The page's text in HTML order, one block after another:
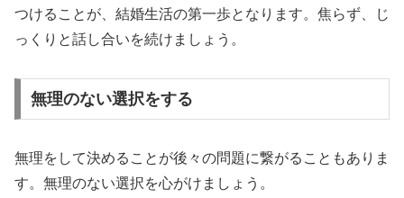
つけることが、結婚生活の第一歩となります。焦らず、じ
っくりと話し合いを続けましょう。
無理のない選択をする
無理をして決めることが後々の問題に繋がることもありま
す。無理のない選択を心がけましょう。